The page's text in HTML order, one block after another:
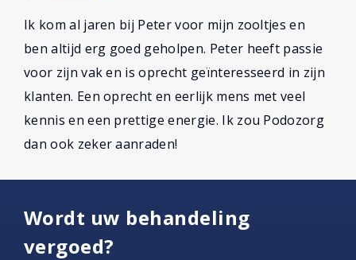
Ik kom al jaren bij Peter voor mijn zooltjes en
ben altijd erg goed geholpen. Peter heeft passie
voor zijn vak en is oprecht geïnteresseerd in zijn
klanten. Een oprecht en eerlijk mens met veel
kennis en een prettige energie. Ik zou Podozorg
dan ook zeker aanraden!
Wordt uw behandeling
vergoed?